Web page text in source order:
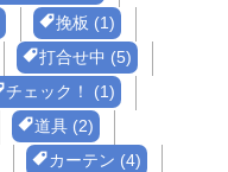
挽板 (1)
打合せ中 (5)
チェック！ (1)
道具 (2)
カーテン (4)